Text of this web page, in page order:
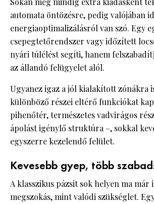
automata öntözésre, pedig valójában
energiaoptimalizálásról van szó. Egy
csepegtetőrendszer vagy időzített
nyári túlélést segíti, hanem
az állandó felügyelet alól.
Ugyanez igaz a jól kialakított zónákra
különböző részei eltérő funkciókat
pihenőtér, természetes vadvirágos
ápolást igénylő struktúra –, sokkal
egyszerre kezelendő felület.
Kevesebb gyep, több
A klasszikus pázsit sok helyen ma már
megszokás, mint valódi szükséglet.